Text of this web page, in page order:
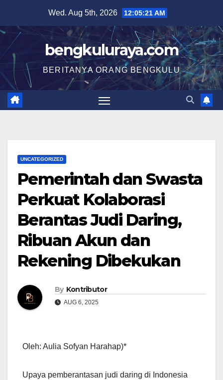
content
Wed. Aug 5th, 2026 12:05:22 AM
bengkuluraya.com
BERITANYA ORANG BENGKULU
UNCATEGORIZED
Pemerintah dan Swasta
Perkuat Kolaborasi
Berantas Judi Daring,
Ribuan Akun dan
Rekening Dibekukan
By Kontributor
AUG 6, 2025
Oleh: Aulia Sofyan Harahap)*
Upaya pemberantasan judi daring di Indonesia